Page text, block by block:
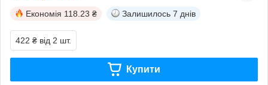
Економія 118.23 ₴ Залишилось 7 днів
422 ₴ від 2 шт.
Купити